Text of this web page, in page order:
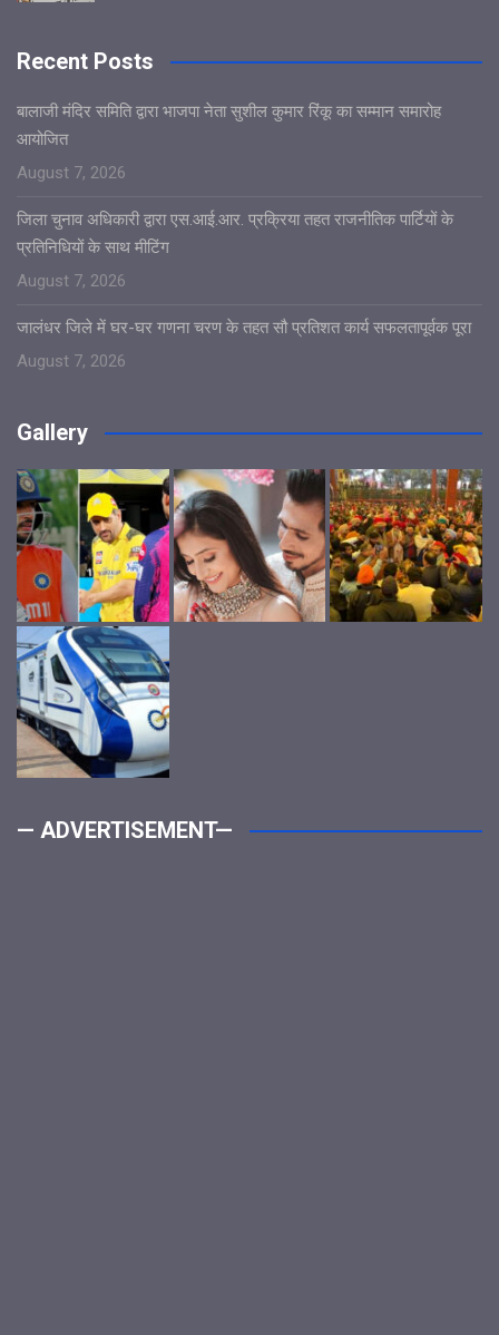
Recent Posts
बालाजी मंदिर समिति द्वारा भाजपा नेता सुशील कुमार रिंकू का सम्मान समारोह
आयोजित
August 7, 2026
जिला चुनाव अधिकारी द्वारा एस.आई.आर. प्रक्रिया तहत राजनीतिक पार्टियों के
प्रतिनिधियों के साथ मीटिंग
August 7, 2026
जालंधर जिले में घर-घर गणना चरण के तहत सौ प्रतिशत कार्य सफलतापूर्वक पूरा
August 7, 2026
Gallery
— ADVERTISEMENT—